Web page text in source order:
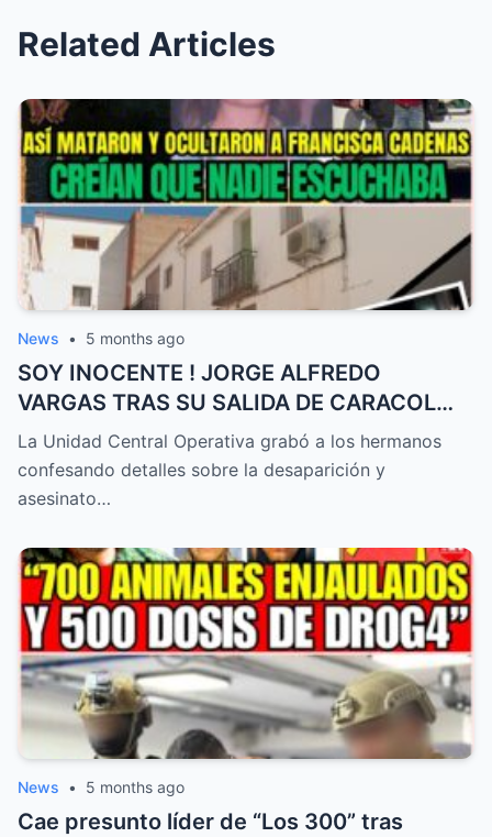
Related Articles
News • 5 months ago
SOY INOCENTE ! JORGE ALFREDO
VARGAS TRAS SU SALIDA DE CARACOL
POR DENUNCIAS DE ACOSO !
La Unidad Central Operativa grabó a los hermanos
confesando detalles sobre la desaparición y
asesinato…
News • 5 months ago
Cae presunto líder de “Los 300” tras